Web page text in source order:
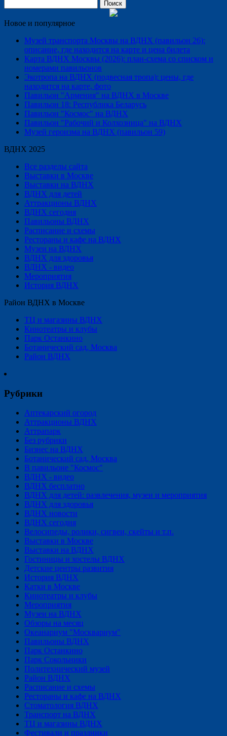
Новое и популярное
Музей транспорта Москвы на ВДНХ (павильон 26):
описание, где находится на карте и цена билета
Карта ВДНХ Москвы (2026): план-схема со списком и
номерами павильонов
Экотропа на ВДНХ (подвесная тропа): цены, где
находится на карте, фото
Павильон "Армения" на ВДНХ в Москве
Павильон 18: Республика Беларусь
Павильон "Космос" на ВДНХ
Павильон "Рабочий и Колхозница" на ВДНХ
Музей героизма на ВДНХ (павильон 59)
ВДНХ 2025
Все разделы сайта
Выставки в Москве
Выставки на ВДНХ
ВДНХ для детей
Аттракционы ВДНХ
ВДНХ сегодня
Павильоны ВДНХ
Расписание и схемы
Рестораны и кафе на ВДНХ
Музеи на ВДНХ
ВДНХ для здоровья
ВДНХ - видео
Мероприятия
История ВДНХ
Район ВДНХ в Москве
ТЦ и магазины ВДНХ
Кинотеатры и клубы
Парк Останкино
Ботанический сад, Москва
Район ВДНХ
Рубрики
Аптекарский огород
Аттракционы ВДНХ
Аттрапарк
Без рубрики
Бизнес на ВДНХ
Ботанический сад, Москва
В павильоне "Космос"
ВДНХ - видео
ВДНХ бесплатно
ВДНХ для детей: развлечения, музеи и мероприятия
ВДНХ для здоровья
ВДНХ новости
ВДНХ сегодня
Велосипеды, ролики, сигвеи, скейты и т.п.
Выставки в Москве
Выставки на ВДНХ
Гостиницы и хостелы ВДНХ
Детские центры развития
История ВДНХ
Катки в Москве
Кинотеатры и клубы
Мероприятия
Музеи на ВДНХ
Обзоры на месяц
Океанариум "Москвариум"
Павильоны ВДНХ
Парк Останкино
Парк Сокольники
Политехнический музей
Район ВДНХ
Расписание и схемы
Рестораны и кафе на ВДНХ
Стоматология ВДНХ
Транспорт на ВДНХ
ТЦ и магазины ВДНХ
Фестивали и праздники